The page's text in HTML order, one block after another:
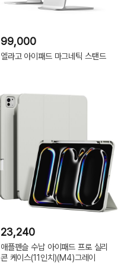
99,000
엘라고 아이패드 마그네틱 스탠드
23,240
애플펜슬 수납 아이패드 프로 실리
콘 케이스(11인치)(M4)그레이